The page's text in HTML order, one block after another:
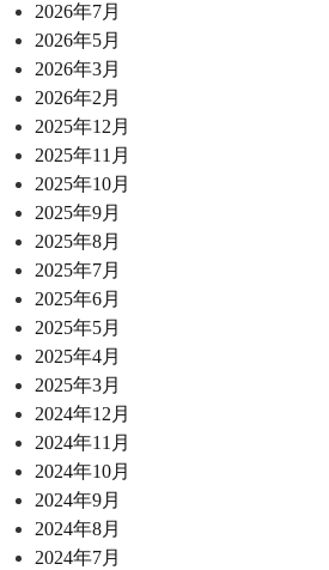
2026年7月
2026年5月
2026年3月
2026年2月
2025年12月
2025年11月
2025年10月
2025年9月
2025年8月
2025年7月
2025年6月
2025年5月
2025年4月
2025年3月
2024年12月
2024年11月
2024年10月
2024年9月
2024年8月
2024年7月